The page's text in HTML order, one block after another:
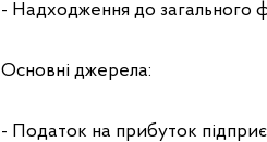
- Надходження до загального
Основні джерела:
- Податок на прибуток